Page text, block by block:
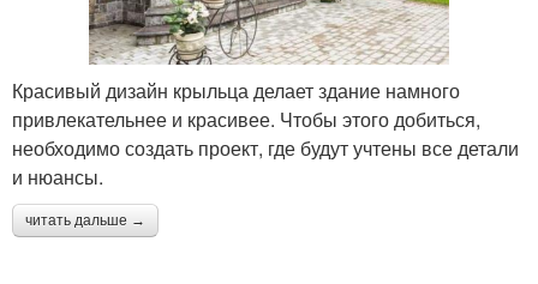
Красивый дизайн крыльца делает здание намного
привлекательнее и красивее. Чтобы этого добиться,
необходимо создать проект, где будут учтены все детали
и нюансы.
читать дальше →